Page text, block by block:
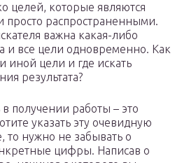
целей, которые являются
распространенными.
важна какая-либо
и все цели одновременно. Как
иной цели и где искать
результата?
получении работы – это
указать эту очевидную
то нужно не забывать о
цифры. Написав о